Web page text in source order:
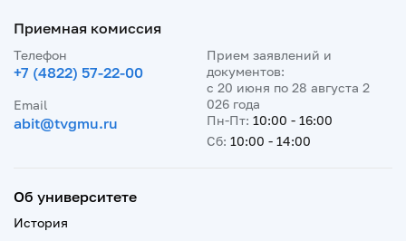
Приемная комиссия
Телефон
+7 (4822) 57-22-00
Email
abit@tvgmu.ru
Прием заявлений и
документов:
с 20 июня по 28 августа 2
026 года
Пн-Пт: 10:00 - 16:00
Сб: 10:00 - 14:00
Об университете
История